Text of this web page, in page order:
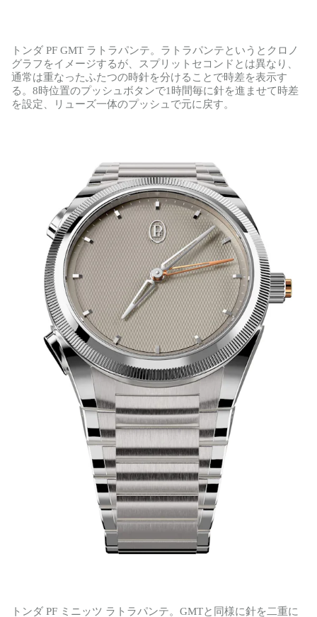
トンダ PF GMT ラトラパンテ。ラトラパンテというとクロノ
グラフをイメージするが、スプリットセコンドとは異なり、
通常は重なったふたつの時針を分けることで時差を表示す
る。8時位置のプッシュボタンで1時間毎に針を進ませて時差
を設定、リューズ一体のプッシュで元に戻す。
トンダ PF ミニッツ ラトラパンテ。GMTと同様に針を二重に